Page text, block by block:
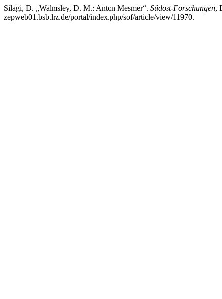
Silagi, D. „Walmsley, D. M.: Anton Mesmer“. Südost-Forschungen,
zepweb01.bsb.lrz.de/portal/index.php/sof/article/view/11970.